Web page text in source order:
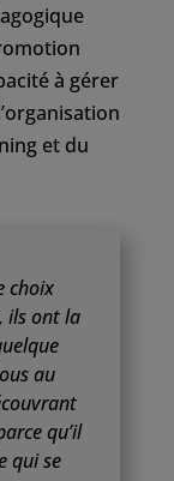
à gérer
et du
choix
ils ont la
au
qu’il
qui se